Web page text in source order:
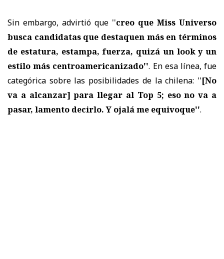
Sin embargo, advirtió que ''creo que Miss Universo
busca candidatas que destaquen más en términos
de estatura, estampa, fuerza, quizá un look y un
estilo más centroamericanizado''. En esa línea, fue
categórica sobre las posibilidades de la chilena: ''[No
va a alcanzar] para llegar al Top 5; eso no va a
pasar, lamento decirlo. Y ojalá me equivoque''.